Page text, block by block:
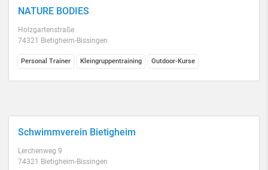
NATURE BODIES
Holzgartenstraße
74321 Bietigheim-Bissingen
Personal Trainer Kleingruppentraining Outdoor-Kurse
Schwimmverein Bietigheim
Lerchenweg 9
74321 Bietigheim-Bissingen